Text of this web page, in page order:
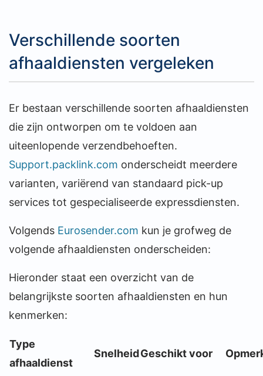
Verschillende soorten
afhaaldiensten vergeleken
Er bestaan verschillende soorten afhaaldiensten
die zijn ontworpen om te voldoen aan
uiteenlopende verzendbehoeften.
Support.packlink.com onderscheidt meerdere
varianten, variërend van standaard pick-up
services tot gespecialiseerde expressdiensten.
Volgends Eurosender.com kun je grofweg de
volgende afhaaldiensten onderscheiden:
Hieronder staat een overzicht van de
belangrijkste soorten afhaaldiensten en hun
kenmerken:
Type
afhaaldienst
SnelheidGeschikt voor